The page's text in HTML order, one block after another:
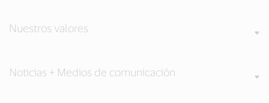
Nuestros valores
Noticias + Medios de comunicación